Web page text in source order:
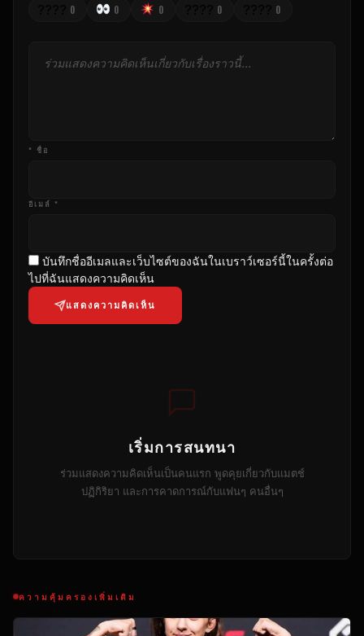
0 0 0 0 0
* ชื่อ
อีเมล์ *
บันทึกชื่ออีเมลและเว็บไซต์ของฉันในเบราว์เซอร์นี้ในครั้งต่อ
ไปที่ฉันแสดงความคิดเห็น
แสดงความคิดเห็น
เริ่มการสนทนา
ร่วมแสดงความคิดเห็นเป็นคนแรก พูดคุยเกี่ยวกับแมตช์
ปฏิกิริยา และการคาดการณ์กับแฟนๆ คนอื่นๆ
ความคุ้มครองเพิ่มเติม